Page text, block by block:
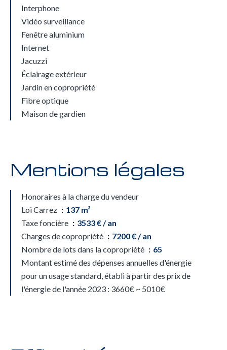
Interphone
Vidéo surveillance
Fenêtre aluminium
Internet
Jacuzzi
Éclairage extérieur
Jardin en copropriété
Fibre optique
Maison de gardien
Mentions légales
Honoraires à la charge du vendeur
Loi Carrez
137 m²
Taxe foncière
3533 € / an
Charges de copropriété
7200 € / an
Nombre de lots dans la copropriété
65
Montant estimé des dépenses annuelles d'énergie
pour un usage standard, établi à partir des prix de
l'énergie de l'année 2023 : 3660€ ~ 5010€